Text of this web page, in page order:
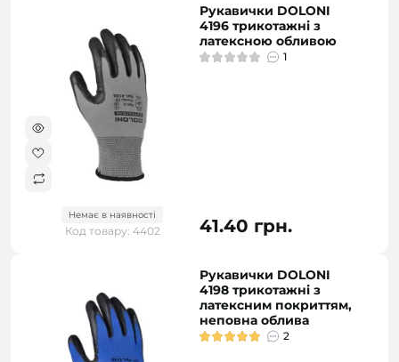
Немає в наявності
Код товару: 4402
Рукавички DOLONI
4196 трикотажні з
латексною обливою
1
41.40 грн.
Рукавички DOLONI
4198 трикотажні з
латексним покриттям,
неповна облива
2